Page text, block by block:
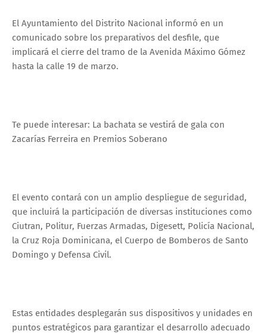
El Ayuntamiento del Distrito Nacional informó en un
comunicado sobre los preparativos del desfile, que
implicará el cierre del tramo de la Avenida Máximo Gómez
hasta la calle 19 de marzo.
Te puede interesar: La bachata se vestirá de gala con
Zacarías Ferreira en Premios Soberano
El evento contará con un amplio despliegue de seguridad,
que incluirá la participación de diversas instituciones como
Ciutran, Politur, Fuerzas Armadas, Digesett, Policía Nacional,
la Cruz Roja Dominicana, el Cuerpo de Bomberos de Santo
Domingo y Defensa Civil.
Estas entidades desplegarán sus dispositivos y unidades en
puntos estratégicos para garantizar el desarrollo adecuado